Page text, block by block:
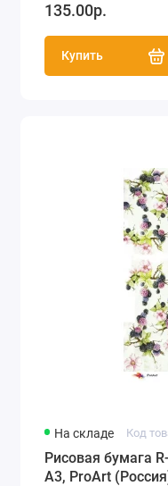
135.00р.
Купить
На складе Код
Рисовая бумага
А3, ProArt